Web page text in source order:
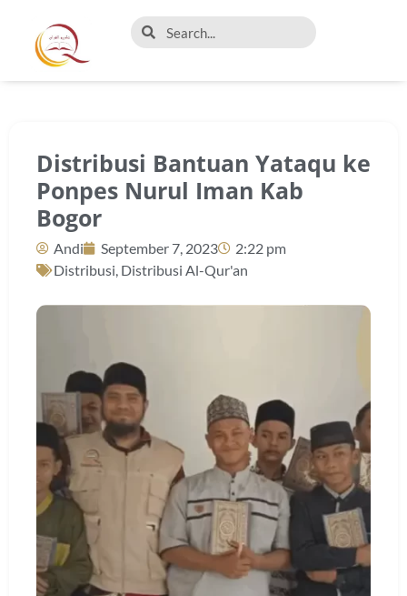
Distribusi Bantuan Yataqu ke
Ponpes Nurul Iman Kab
Bogor
Andi September 7, 2023
2:22 pm
Distribusi, Distribusi Al-Qur'an